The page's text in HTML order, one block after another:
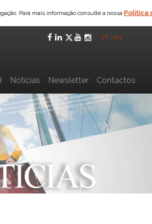
Para mais informação consulte a nossa Política
Facebook
LinkedIn
Twitter
YouTube
PT EN
Notícias Newsletter Contactos